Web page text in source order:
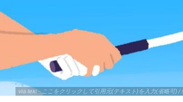
via text - ここをクリックして引用元(テキスト)を入力(省略可)